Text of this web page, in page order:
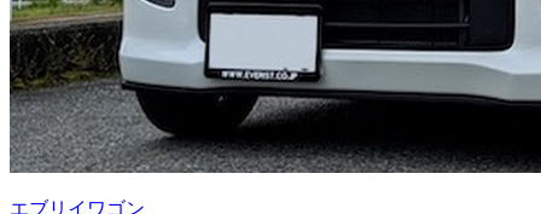
エブリイワゴン